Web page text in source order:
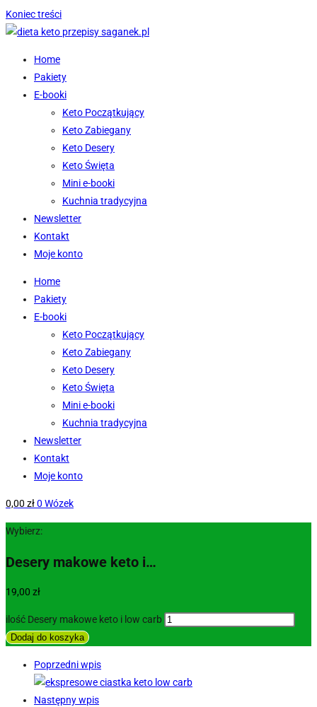
Koniec treści
Home
Pakiety
E-booki
Keto Początkujący
Keto Zabiegany
Keto Desery
Keto Święta
Mini e-booki
Kuchnia tradycyjna
Newsletter
Kontakt
Moje konto
Home
Pakiety
E-booki
Keto Początkujący
Keto Zabiegany
Keto Desery
Keto Święta
Mini e-booki
Kuchnia tradycyjna
Newsletter
Kontakt
Moje konto
0,00 zł0 Wózek
Wybierz:
Desery makowe keto i…
19,00 zł
ilość Desery makowe keto i low carb
Dodaj do koszyka
Poprzedni wpis
Następny wpis